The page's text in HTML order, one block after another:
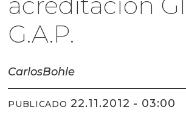
G.A.P.
CarlosBohle
PUBLICADO 22.11.2012 - 03:00